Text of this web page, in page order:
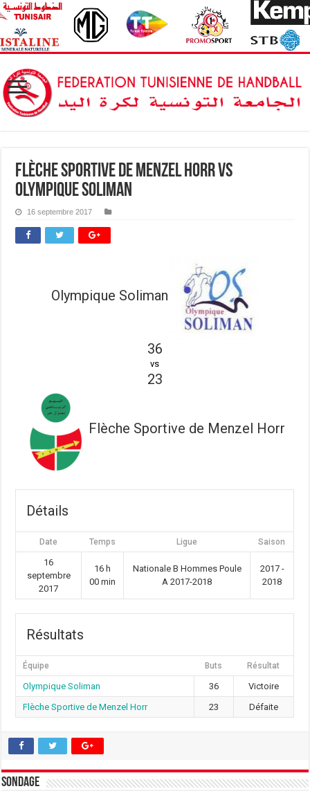
Flèche Sportive de Menzel Horr vs
Olympique Soliman
16 septembre 2017
Olympique Soliman
36
vs
23
Flèche Sportive de Menzel Horr
Détails
Date Temps Ligue Saison
16
septembre
2017
16 h
00 min
Nationale B Hommes Poule
A 2017-2018
2017 -
2018
Résultats
Équipe Buts Résultat
Olympique Soliman 36
Victoire
Flèche Sportive de Menzel Horr
23 Défaite
Sondage